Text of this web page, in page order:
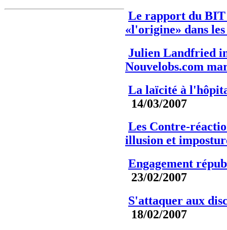
Le rapport du BIT
«l'origine» dans
Julien Landfried
Nouvelobs.com
La laïcité à
14/03/2007
Les Contre-
illusion et
Engagement
23/02/2007
S'attaquer aux
18/02/2007